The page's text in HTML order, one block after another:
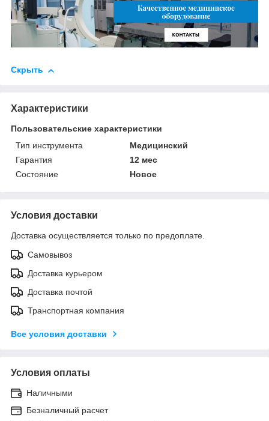
Скрыть
Характеристики
Пользовательские характеристики
Тип инструмента
Медицинский
Гарантия
12 мес
Состояние
Новое
Условия доставки
Доставка осуществляется только по предоплате.
Самовывоз
Доставка курьером
Доставка почтой
Транспортная компания
Все условия доставки
Условия оплаты
Наличными
Безналичный расчет